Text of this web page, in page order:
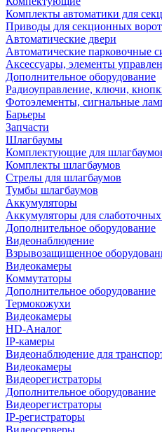
Комплекты автоматики для
Приводы для секционных ворот
Автоматические двери
Автоматические парковочные
Аксессуары, элементы
Дополнительное оборудование
Радиоуправление, ключи,
Фотоэлементы, сигнальные
Барьеры
Запчасти
Шлагбаумы
Комплектующие для
Комплекты шлагбаумов
Стрелы для шлагбаумов
Тумбы шлагбаумов
Аккумуляторы
Аккумуляторы для
Дополнительное оборудование
Видеонаблюдение
Взрывозащищенное
Видеокамеры
Коммутаторы
Дополнительное оборудование
Термокожухи
Видеокамеры
HD-Аналог
IP-камеры
Видеонаблюдение для
Видеокамеры
Видеорегистраторы
Дополнительное оборудование
Видеорегистраторы
IP-регистраторы
Видеосерверы